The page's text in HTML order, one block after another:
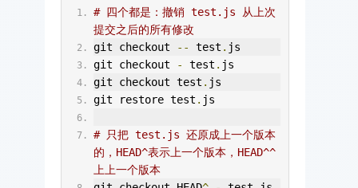
# 四个都是：撤销 test.js 从上次
提交之后的所有修改
git checkout
-- test . js
git checkout
- test . js
git checkout test . js
git restore test . js
# 只把 test.js 还原成上一个版本
的，HEAD^表示上一个版本，HEAD^^
上上一个版本